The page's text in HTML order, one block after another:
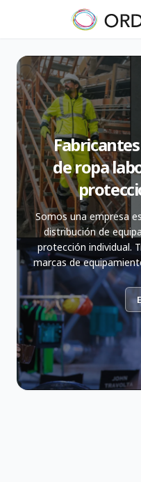
de ropa
Somos una empresa
distribución de
protección individual.
marcas de